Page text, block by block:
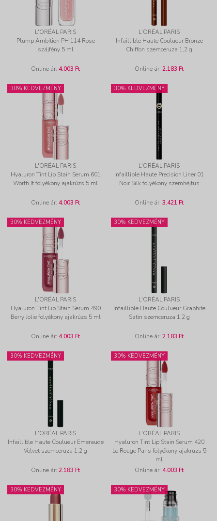
L'ORÉAL PARIS
Plump Ambition PH 114 Rose
szájfény 5 ml
Online ár: 4.003 Ft
L'ORÉAL PARIS
Infaillible Haute Coulueur Bronze
Chiffon szemceruza 1,2 g
Online ár: 2.183 Ft
30% KEDVEZMÉNY
L'ORÉAL PARIS
Hyaluron Tint Lip Stain Serum 601
Worth It folyékony ajakrúzs 5 ml
Online ár: 4.003 Ft
30% KEDVEZMÉNY
L'ORÉAL PARIS
Infaillible Haute Precision Liner 01
Noir Silk folyékony szemhéjtus
Online ár: 3.421 Ft
30% KEDVEZMÉNY
L'ORÉAL PARIS
Hyaluron Tint Lip Stain Serum 490
Berry Jolie folyékony ajakrúzs 5 ml
Online ár: 4.003 Ft
30% KEDVEZMÉNY
L'ORÉAL PARIS
Infaillible Haute Coulueur Graphite
Satin szemceruza 1,2 g
Online ár: 2.183 Ft
30% KEDVEZMÉNY
L'ORÉAL PARIS
Infaillible Haute Coulueur Emeraude
Velvet szemceruza 1,2 g
Online ár: 2.183 Ft
30% KEDVEZMÉNY
L'ORÉAL PARIS
Hyaluron Tint Lip Stain Serum 420
Le Rouge Paris folyékony ajakrúzs 5
ml
Online ár: 4.003 Ft
30% KEDVEZMÉNY 30% KEDVEZMÉNY